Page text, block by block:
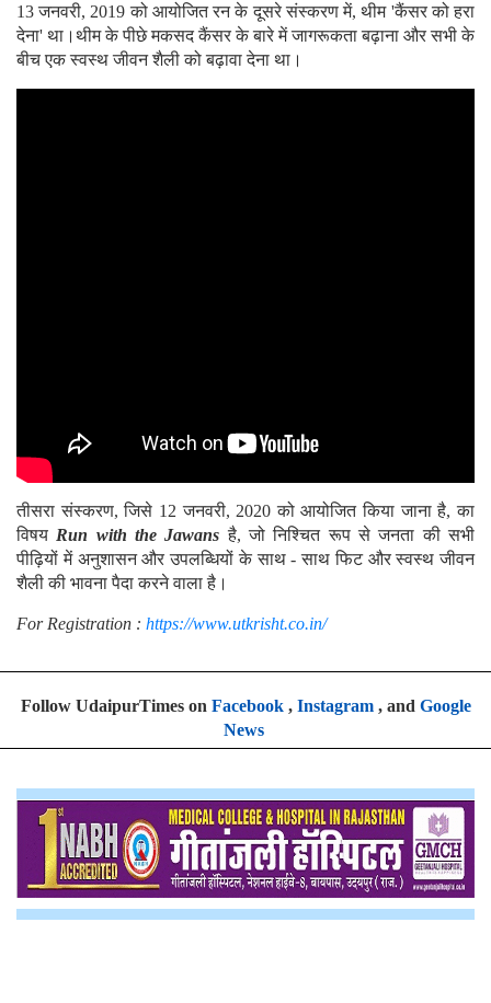
13 जनवरी, 2019 को आयोजित रन के दूसरे संस्करण में, थीम 'कैंसर को हरा
देना' था।थीम के पीछे मकसद कैंसर के बारे में जागरूकता बढ़ाना और सभी के
बीच एक स्वस्थ जीवन शैली को बढ़ावा देना था।
तीसरा संस्करण, जिसे 12 जनवरी, 2020 को आयोजित किया जाना है, का
विषय Run with the Jawans है, जो निश्चित रूप से जनता की सभी
पीढ़ियों में अनुशासन और उपलब्धियों के साथ - साथ फिट और स्वस्थ जीवन
शैली की भावना पैदा करने वाला है।
For Registration : https://www.utkrisht.co.in/
Follow UdaipurTimes on Facebook, Instagram, and Google
News